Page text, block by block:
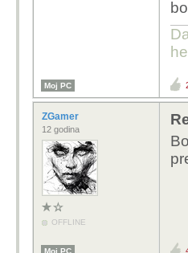
Moj PC
ZGamer
12 godina
OFFLINE
Moj PC